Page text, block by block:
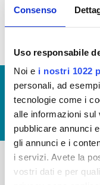
Consenso
Uso responsabile
Noi e i nostri 1022
personali, ad
tecnologie come i
alle informazioni sul
pubblicare annunci
gli annunci e i
i servizi. Avete la
vostri dati e per
idrico integrato
© Copyright 2017 -